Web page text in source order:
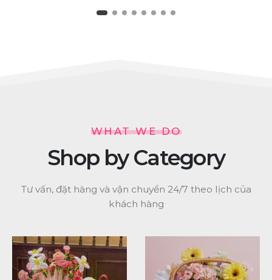
WHAT WE DO
Shop by Category
Tư vấn, đặt hàng và vận chuyển 24/7 theo lịch của
khách hàng